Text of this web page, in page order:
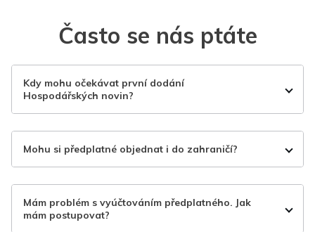
Často se nás ptáte
Kdy mohu očekávat první dodání
Hospodářských novin?
Mohu si předplatné objednat i do zahraničí?
Mám problém s vyúčtováním předplatného. Jak
mám postupovat?